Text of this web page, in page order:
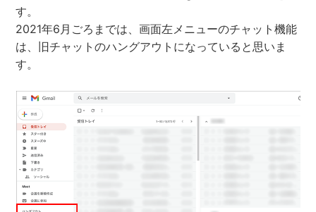
す。
2021年6月ごろまでは、画面左メニューのチャット機能
は、旧チャットのハングアウトになっていると思いま
す。